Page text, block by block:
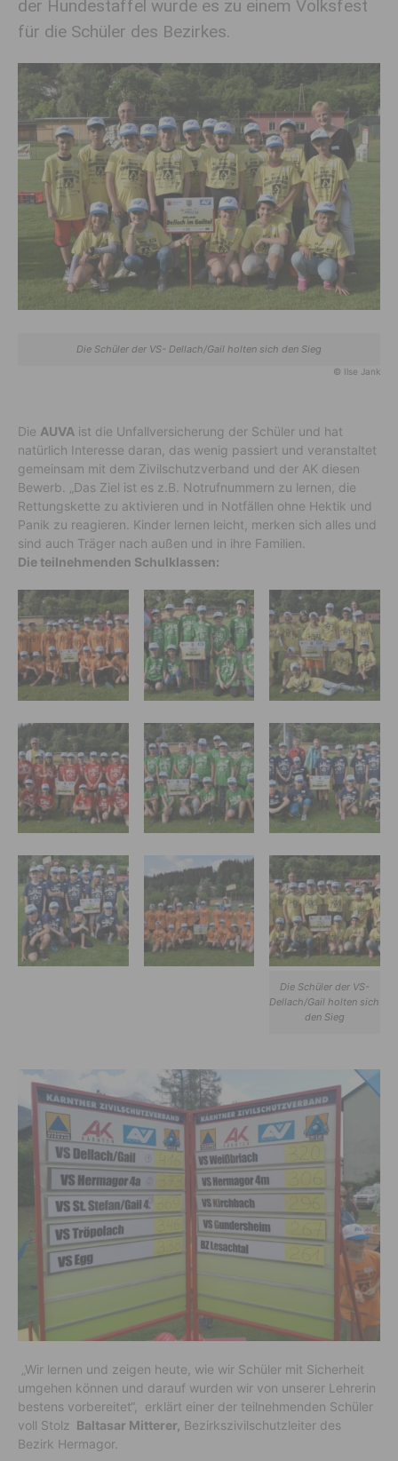
der Hundestaffel wurde es zu einem Volksfest
für die Schüler des Bezirkes.
Die Schüler der VS- Dellach/Gail holten sich den Sieg
© Ilse Jank
Die AUVA ist die Unfallversicherung der Schüler und hat
natürlich Interesse daran, das wenig passiert und veranstaltet
gemeinsam mit dem Zivilschutzverband und der AK diesen
Bewerb. „Das Ziel ist es z.B. Notrufnummern zu lernen, die
Rettungskette zu aktivieren und in Notfällen ohne Hektik und
Panik zu reagieren. Kinder lernen leicht, merken sich alles und
sind auch Träger nach außen und in ihre Familien.
Die teilnehmenden Schulklassen:
Die Schüler der VS-
Dellach/Gail holten sich
den Sieg
„Wir lernen und zeigen heute, wie wir Schüler mit Sicherheit
umgehen können und darauf wurden wir von unserer Lehrerin
bestens vorbereitet“, erklärt einer der teilnehmenden Schüler
voll Stolz Baltasar Mitterer, Bezirkszivilschutzleiter des
Bezirk Hermagor.